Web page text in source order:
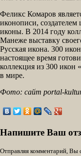
Феликс Комаров
иконописи,
иконы. В 2014 году
Манеже выставку
Русская икона. 300
настоящее время
коллекция из 300 икон
в мире.
Фото: сайт portal-
Напишите Ваш
Отправляя комментарий, Вы